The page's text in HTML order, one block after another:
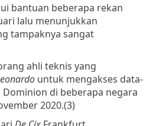
bantuan beberapa rekan
lalu menunjukkan
tampaknya sangat
ahli teknis yang
untuk mengakses data-
di beberapa negara
2020.(3)